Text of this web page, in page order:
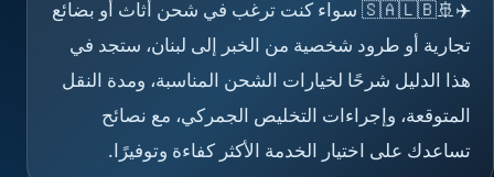
✈️🚢🇸🇦🇱🇧 سواء كنت ترغب في شحن أثاث أو بضائع
تجارية أو طرود شخصية من الخبر إلى لبنان، ستجد في
هذا الدليل شرحًا لخيارات الشحن المناسبة، ومدة النقل
المتوقعة، وإجراءات التخليص الجمركي، مع نصائح
تساعدك على اختيار الخدمة الأكثر كفاءة وتوفيرًا.